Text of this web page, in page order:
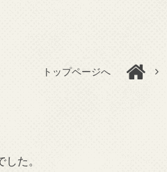
トップページへ
た。